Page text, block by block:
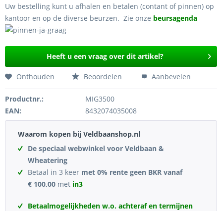
Uw bestelling kunt u afhalen en betalen (contant of pinnen) op
kantoor en op de diverse beurzen. Zie onze beursagenda
Heeft u een vraag over dit artikel?
Onthouden Beoordelen Aanbevelen
Productnr.:
MIG3500
EAN:
8432074035008
Waarom kopen bij Veldbaanshop.nl
De speciaal webwinkel voor Veldbaan &
Wheatering
Betaal in 3 keer met 0% rente geen BKR vanaf
€ 100,00 met in3
Betaalmogelijkheden w.o. achteraf en termijnen